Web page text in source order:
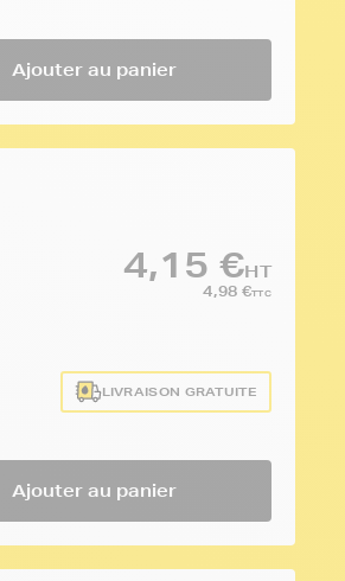
Ajouter au panier
4,15 €HT
4,98 €TTC
LIVRAISON GRATUITE
Ajouter au panier